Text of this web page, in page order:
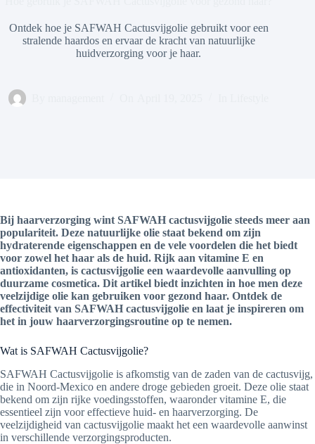
Ontdek hoe je SAFWAH Cactusvijgolie gebruikt voor een
stralende haardos en ervaar de kracht van natuurlijke
huidverzorging voor je haar.
Bij haarverzorging wint SAFWAH cactusvijgolie steeds meer aan
populariteit. Deze natuurlijke olie staat bekend om zijn
hydraterende eigenschappen en de vele voordelen die het biedt
voor zowel het haar als de huid. Rijk aan vitamine E en
antioxidanten, is cactusvijgolie een waardevolle aanvulling op
duurzame cosmetica. Dit artikel biedt inzichten in hoe men deze
veelzijdige olie kan gebruiken voor gezond haar. Ontdek de
effectiviteit van SAFWAH cactusvijgolie en laat je inspireren om
het in jouw haarverzorgingsroutine op te nemen.
Wat is SAFWAH Cactusvijgolie?
SAFWAH Cactusvijgolie is afkomstig van de zaden van de cactusvijg,
die in Noord-Mexico en andere droge gebieden groeit. Deze olie staat
bekend om zijn rijke voedingsstoffen, waaronder vitamine E, die
essentieel zijn voor effectieve huid- en haarverzorging. De
veelzijdigheid van cactusvijgolie maakt het een waardevolle aanwinst
in verschillende verzorgingsproducten.